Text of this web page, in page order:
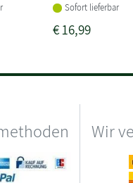
Sofort lieferbar
€16,99
Wir